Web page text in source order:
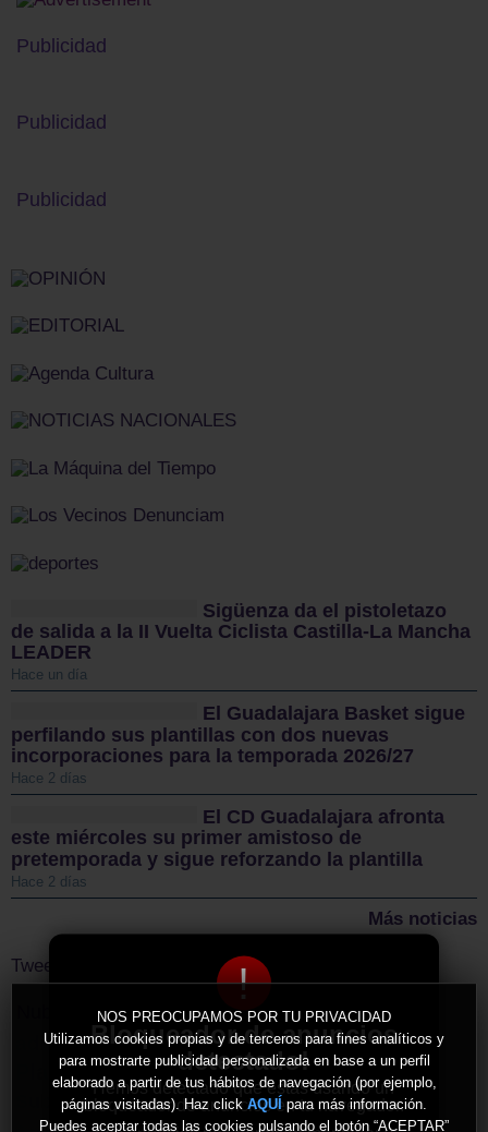
!
Bloqueador de anuncios
detectado!
Hemos detectado que estás usando un
bloqueador de anuncios en tu navegador.
NOS PREOCUPAMOS POR TU PRIVACIDAD
Utilizamos cookies propias y de terceros para fines analíticos y
para mostrarte publicidad personalizada en base a un perfil
elaborado a partir de tus hábitos de navegación (por ejemplo,
páginas visitadas). Haz click AQUÍ para más información.
Puedes aceptar todas las cookies pulsando el botón “ACEPTAR”
Publicidad
Publicidad
Publicidad
Sigüenza da el pistoletazo
de salida a la II Vuelta Ciclista Castilla-La Mancha
LEADER
Hace un día
El Guadalajara Basket sigue
perfilando sus plantillas con dos nuevas
incorporaciones para la temporada 2026/27
Hace 2 días
El CD Guadalajara afronta
este miércoles su primer amistoso de
pretemporada y sigue reforzando la plantilla
Hace 2 días
Más noticias
Tweets by ElDecanodeGuad1
Nube de Tags
adif PSOE Ciudad amiga de la infancia
Plan Infocam aike Sergio Gutiérrez
Subdelegación de Gobierno en Guadalajara Unidas Podemos